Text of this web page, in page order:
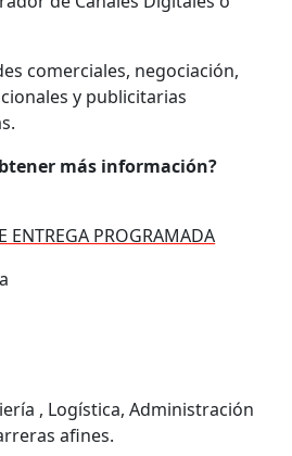
comerciales, negociación,
y publicitarias
más información?
ENTREGA PROGRAMADA
, Logística, Administración
afines.